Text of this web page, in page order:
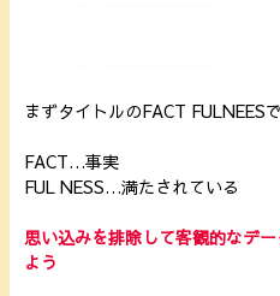
まずタイトルのFACT FULNEES
FACT…事実
FUL NESS…満たされている
思い込みを排除して客観的なデ
よう